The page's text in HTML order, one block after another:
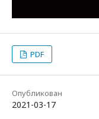
PDF
Опубликован
2021-03-17